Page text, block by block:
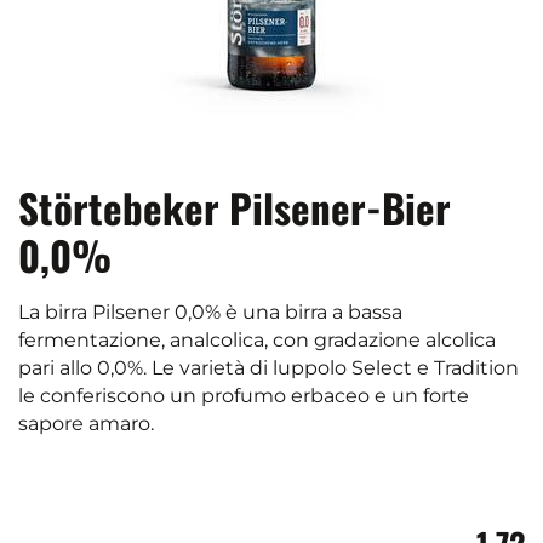
Störtebeker Pilsener-Bier
0,0%
La birra Pilsener 0,0% è una birra a bassa
fermentazione, analcolica, con gradazione alcolica
pari allo 0,0%. Le varietà di luppolo Select e Tradition
le conferiscono un profumo erbaceo e un forte
sapore amaro.